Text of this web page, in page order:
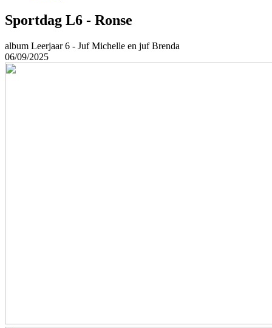
Sportdag L6 - Ronse
album Leerjaar 6 - Juf Michelle en juf Brenda
06/09/2025
Afbeeldingen